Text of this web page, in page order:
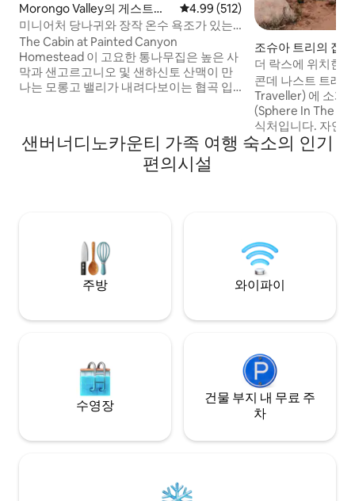
Morongo Valley의 게스트용
별채
평점 4.99점(5점 만점), 후기 512
4.99 (512)
미니어처 당나귀와 장작 온수 욕조가 있는
황야의 통나무집
The Cabin at Painted Canyon
Homestead 이 고요한 통나무집은 높은 사
막과 샌고르고니오 및 샌하신토 산맥이 만
나는 모롱고 밸리가 내려다보이는 협곡 입
공공 부지에 인접해 있습니다. 숙소 주변을
거닐고, 협곡 산책로를 하이킹하고, 저희의
네 마리의 귀여운 미니 당나귀를 만나고, 나
무로 만든 온수 욕조를 즐기세요(또는 신선
조슈아 트리의 집
더 락스에 위치한
까지 2분
콘데 나스트 트래
Traveller) 에 소개
(Sphere In The
식처입니다. 자연,
세심한 실내 및 실
성찰, 존재감. 3분
✔ 10분
샌버너디노카운티 가족 여행 숙소의 인기
편의시설
주방 와이파이
수영장
건물 부지 내 무료 주
차